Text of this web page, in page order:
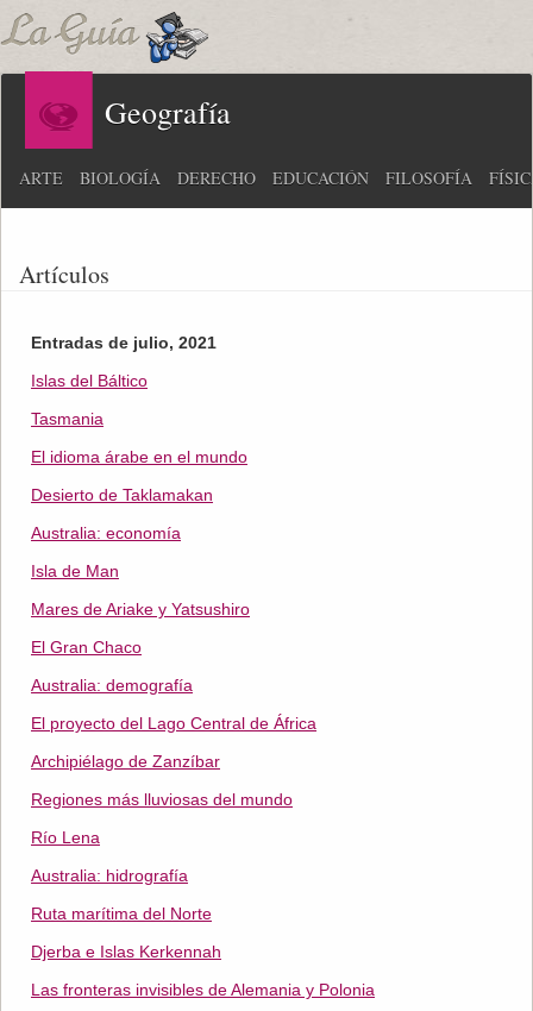
Geografía
ARTE BIOLOGÍA DERECHO EDUCACIÓN FILOSOFÍA
Artículos
Entradas de julio, 2021
Islas del Báltico
Tasmania
El idioma árabe en el mundo
Desierto de Taklamakan
Australia: economía
Isla de Man
Mares de Ariake y Yatsushiro
El Gran Chaco
Australia: demografía
El proyecto del Lago Central de África
Archipiélago de Zanzíbar
Regiones más lluviosas del mundo
Río Lena
Australia: hidrografía
Ruta marítima del Norte
Djerba e Islas Kerkennah
Las fronteras invisibles de Alemania y Polonia